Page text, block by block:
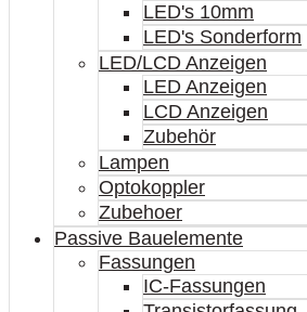
LED's 10mm
LED's Sonderform
LED/LCD Anzeigen
LED Anzeigen
LCD Anzeigen
Zubehör
Lampen
Optokoppler
Zubehoer
Passive Bauelemente
Fassungen
IC-Fassungen